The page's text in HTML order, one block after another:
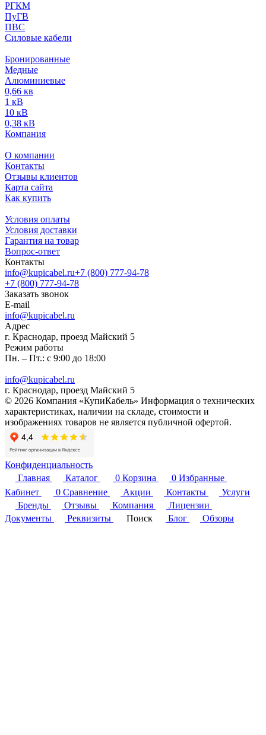
РГКМ
ПуГВ
ПВС
Силовые кабели
Бронированные
Медные
Алюминиевые
0,66 кв
1 кВ
10 кВ
0,38 кВ
Компания
О компании
Контакты
Отзывы клиентов
Карта сайта
Как купить
Условия оплаты
Условия доставки
Гарантия на товар
Вопрос-ответ
Контакты
info@kupicabel.ru+7 (800) 777-94-78
+7 (800) 777-94-78
Заказать звонок
E-mail
info@kupicabel.ru
Адрес
г. Краснодар, проезд Майский 5
Режим работы
Пн. – Пт.: с 9:00 до 18:00
info@kupicabel.ru
г. Краснодар, проезд Майский 5
© 2026 Компания «КупиКабель» Информация о технических
характеристиках, наличии на складе, стоимости и
изображениях товаров не является публичной офертой.
Конфиденциальность
Главная
Каталог 0 Корзина 0 Избранные
Кабинет
0 Сравнение Акции Контакты
Услуги
Бренды
Отзывы Компания
Лицензии
Документы
Реквизиты Поиск Блог Обзоры